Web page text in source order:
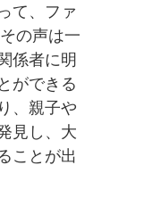
て、ファ
の声は一
係者に明
ができる
、親子や
見し、大
ことが出